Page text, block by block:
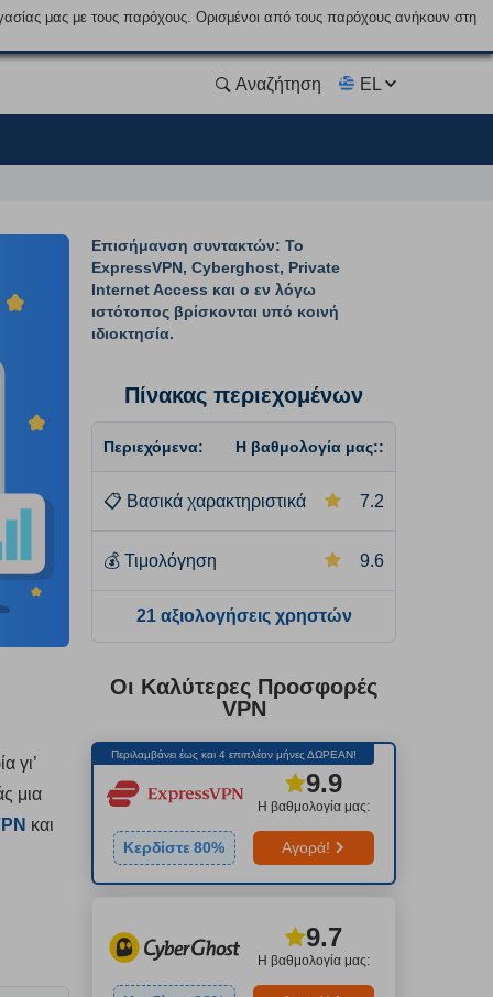
μας με τους παρόχους. Ορισμένοι από τους παρόχους ανήκουν στη
Αναζήτηση EL
γι’
μια
και
Επισήμανση συντακτών: Το
ExpressVPN, Cyberghost, Private
Internet Access και ο εν λόγω
ιστότοπος βρίσκονται υπό κοινή
ιδιοκτησία.
Πίνακας περιεχομένων
Περιεχόμενα: Η βαθμολογία μας::
📋 Βασικά χαρακτηριστικά 7.2
💰 Τιμολόγηση 9.6
21 αξιολογήσεις χρηστών
Οι Καλύτερες Προσφορές
VPN
Περιλαμβάνει έως και 4 επιπλέον μήνες ΔΩΡΕΑΝ!
Η βαθμολογία μας:
9.9
Κερδίστε 80% Αγορά!
Η βαθμολογία μας:
9.7